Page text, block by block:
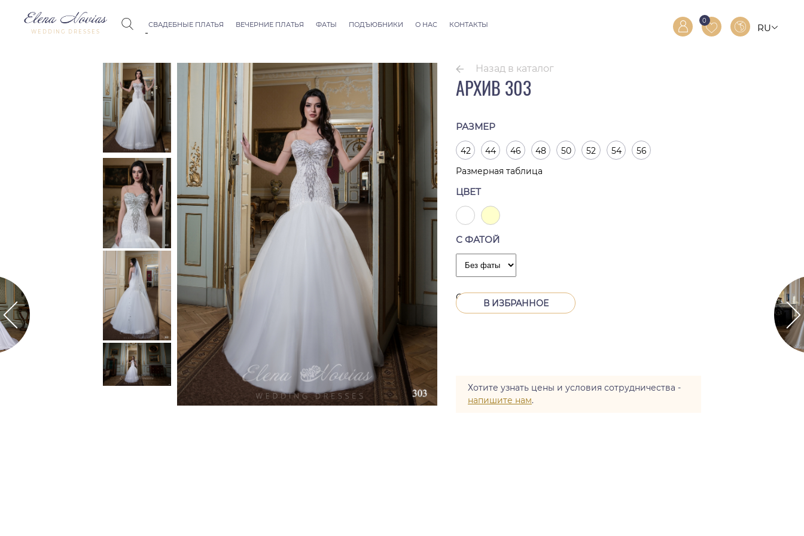
WEDDING DRESSES
СВАДЕБНЫЕ ПЛАТЬЯ
Seville
Thessaloniki
Athens
Melody
Vienna
Dubai Couture
Rome
ВЕЧЕРНИЕ ПЛАТЬЯ
Allure
ФАТЫ
Фаты Thessaloniki
Фаты Athens
Фаты Dubai Couture
Фаты Rome
ПОДЪЮБНИКИ О НАС КОНТАКТЫ 0
RU
Назад в каталог
АРХИВ 303
РАЗМЕР
42 44 46 48 50 52 54
56
Размерная таблица
ЦВЕТ
С ФАТОЙ
В ИЗБРАННОЕ
Снят с производства
Хотите узнать цены и условия сотрудничества -
напишите нам.